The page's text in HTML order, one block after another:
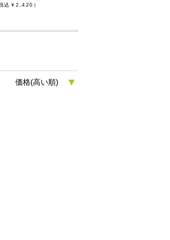
税込￥2,420）